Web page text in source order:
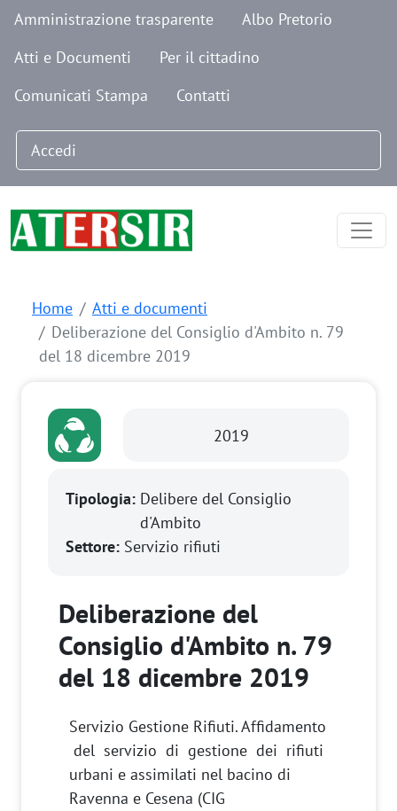
Salta al contenuto principale
Navigazione secondaria
Amministrazione trasparente
Albo Pretorio
Atti e Documenti
Per il cittadino
Comunicati Stampa
Contatti
Menu profilo utente
Accedi
Home
Atti e documenti
Deliberazione del Consiglio d'Ambito n. 79
del 18 dicembre 2019
2019
Tipologia: Delibere del Consiglio
d'Ambito
Settore: Servizio rifiuti
Deliberazione del
Consiglio d'Ambito n. 79
del 18 dicembre 2019
Servizio Gestione Rifiuti. Affidamento
del servizio di gestione dei rifiuti
urbani e assimilati nel bacino di
Ravenna e Cesena (CIG